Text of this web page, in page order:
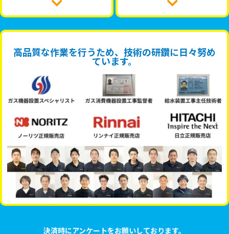
高品質な作業を行うため、技術の研鑽に日々努め
ています。
決済時にアンケートをお願いしております。